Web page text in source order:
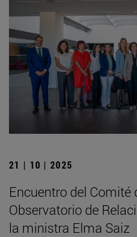
21 | 10 | 2025
Encuentro del Comité
Observatorio de
la ministra Elma Saiz